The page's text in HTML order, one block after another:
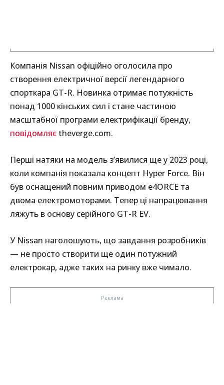
Компанія Nissan офіційно оголосила про
створення електричної версії легендарного
спорткара GT-R. Новинка отримає потужність
понад 1000 кінських сил і стане частиною
масштабної програми електрифікації бренду,
повідомляє theverge.com.
Перші натяки на модель з’явилися ще у 2023 році,
коли компанія показала концепт Hyper Force. Він
був оснащений повним приводом e4ORCE та
двома електромоторами. Тепер ці напрацювання
ляжуть в основу серійного GT-R EV.
У Nissan наголошують, що завдання розробників
— не просто створити ще один потужний
електрокар, адже таких на ринку вже чимало.